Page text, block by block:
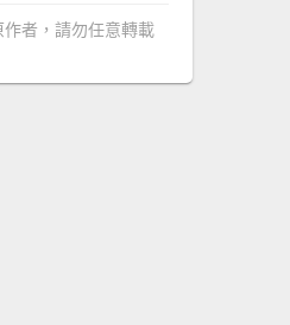
者，請勿任意轉載